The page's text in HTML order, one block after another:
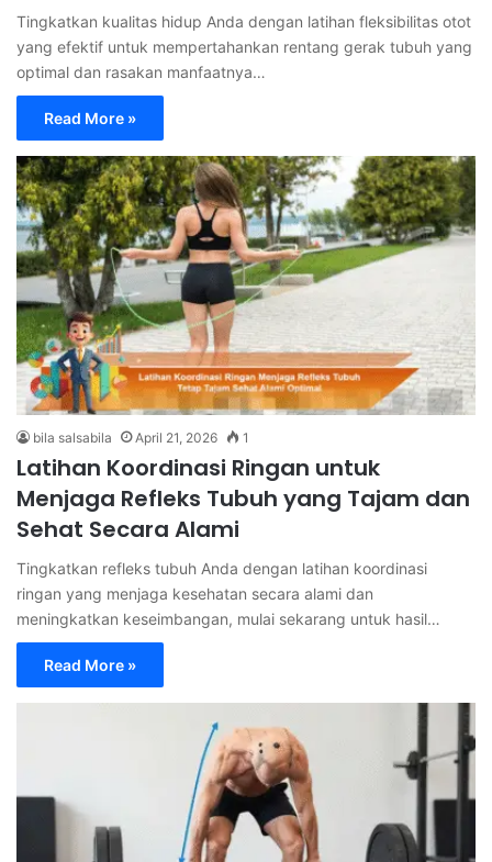
Tingkatkan kualitas hidup Anda dengan latihan fleksibilitas otot
yang efektif untuk mempertahankan rentang gerak tubuh yang
optimal dan rasakan manfaatnya…
Read More »
bila salsabila April 21, 2026 1
Latihan Koordinasi Ringan untuk
Menjaga Refleks Tubuh yang Tajam dan
Sehat Secara Alami
Tingkatkan refleks tubuh Anda dengan latihan koordinasi
ringan yang menjaga kesehatan secara alami dan
meningkatkan keseimbangan, mulai sekarang untuk hasil…
Read More »